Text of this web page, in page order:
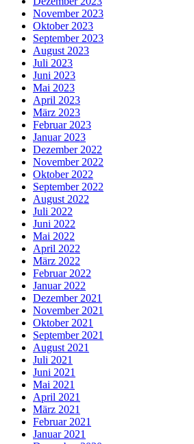
November 2023
Oktober 2023
September 2023
August 2023
Juli 2023
Juni 2023
Mai 2023
April 2023
März 2023
Februar 2023
Januar 2023
Dezember 2022
November 2022
Oktober 2022
September 2022
August 2022
Juli 2022
Juni 2022
Mai 2022
April 2022
März 2022
Februar 2022
Januar 2022
Dezember 2021
November 2021
Oktober 2021
September 2021
August 2021
Juli 2021
Juni 2021
Mai 2021
April 2021
März 2021
Februar 2021
Januar 2021